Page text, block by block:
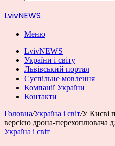
LvivNEWS
Меню
LvivNEWS
України і світу
Львівський портал
Суспільне мовлення
Компанії України
Контакти
Головна/Україна і світ/У Києві
версією дрона-перехоплювача
Україна і світ